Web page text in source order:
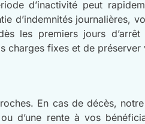
d’inactivité peut
d’indemnités journalières,
les premiers jours
charges fixes et de préserver
En cas de décès,
d’une rente à vos